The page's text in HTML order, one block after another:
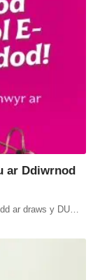
ar Ddiwrnod
ar draws y DU…